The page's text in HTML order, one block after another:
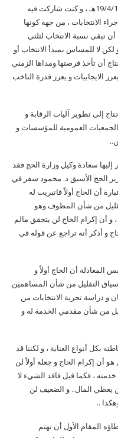
أرباب الطوائف في العدد رقم 38 بتاريخ 19/4/1435هـ ، و كنت شاركت فيه
الانتخابات ، من جهة كونها
تبقى نسبة الانتخاب لثلثي
لا للمساس بمبدأ الانتخاب أو
أن تأخذ فرصتها ومداها الزمني
الايجابيات و يعزز قدرة الناخب
إلى تطوير آليات الرقابة و
العمومية للمؤسسات و
إليها سعادة وكيل وزارة الحج فقد
الحج الأسبق د. محمود سفر في
أن الحاج أولاً فانبريت له
من شأن المطوف وهو
، و أن إكرام الحاج لن يتحقق مالم
و أذكر أنه تراجع عن قوله في
المعادلة أن الحاج أولاً و
التقليل من شأن المساهمين
و دراسة تجربة الانتخابات من
من شأن مقدمي الخدمة له و
بكل أنواع العناية ، و لكننا قد
أن إكرام الحاج و جعله أولاً لن
خدمته ، فكما قيل فاقد الشيء لا
يعطي المال.. و الضعيف لن
..
المقام الأول أن نهتم